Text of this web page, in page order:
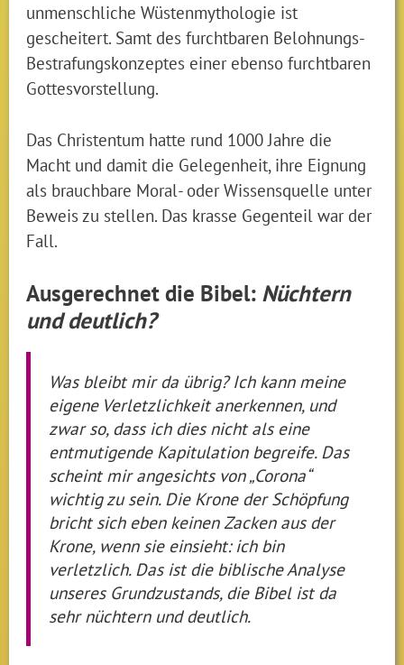
unmenschliche Wüstenmythologie ist
gescheitert. Samt des furchtbaren Belohnungs-
Bestrafungskonzeptes einer ebenso furchtbaren
Gottesvorstellung.
Das Christentum hatte rund 1000 Jahre die
Macht und damit die Gelegenheit, ihre Eignung
als brauchbare Moral- oder Wissensquelle unter
Beweis zu stellen. Das krasse Gegenteil war der
Fall.
Ausgerechnet die Bibel: Nüchtern
und deutlich?
Was bleibt mir da übrig? Ich kann meine
eigene Verletzlichkeit anerkennen, und
zwar so, dass ich dies nicht als eine
entmutigende Kapitulation begreife. Das
scheint mir angesichts von „Corona“
wichtig zu sein. Die Krone der Schöpfung
bricht sich eben keinen Zacken aus der
Krone, wenn sie einsieht: ich bin
verletzlich. Das ist die biblische Analyse
unseres Grundzustands, die Bibel ist da
sehr nüchtern und deutlich.